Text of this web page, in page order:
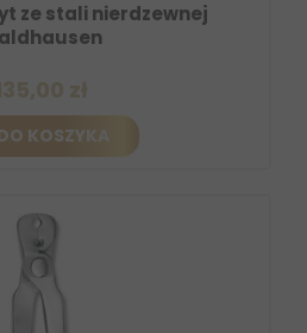
ze stali nierdzewnej
KOSZYKA